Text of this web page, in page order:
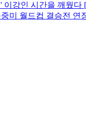
이강인 시간을 깨웠다
미 월드컵 결승전 연